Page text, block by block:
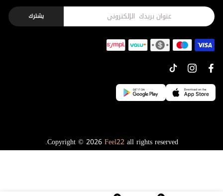
يشترك
Copyright © 2026Feel22all rights reserved.